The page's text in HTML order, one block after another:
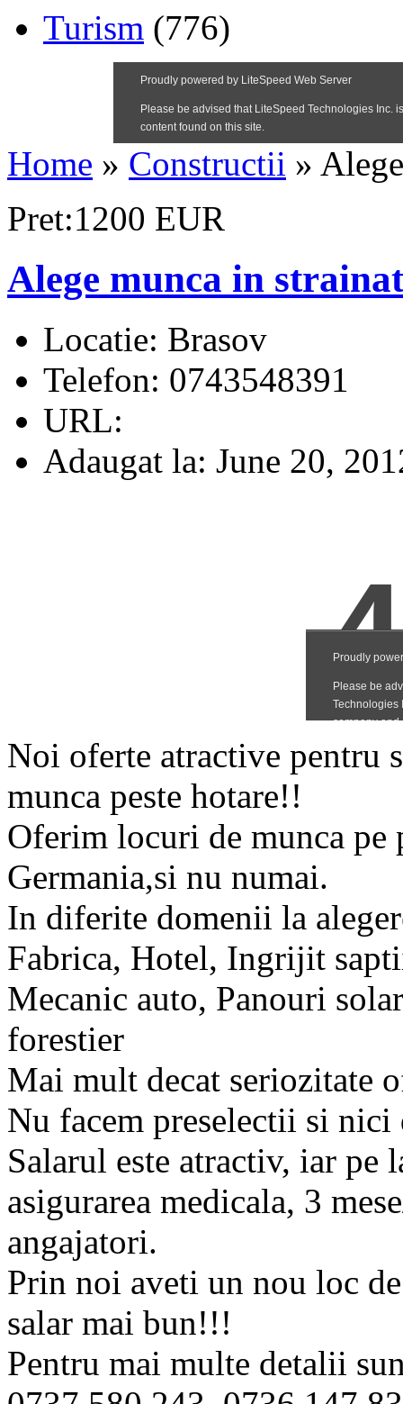
Turism (776)
Home » Constructii »
Pret:1200 EUR
Alege munca in
Locatie: Brasov
Telefon: 0743548391
URL:
Adaugat la: June 20,
Noi oferte atractive pentru
munca peste hotare!!
Oferim locuri de munca pe
Germania,si nu numai.
In diferite domenii la
Fabrica, Hotel, Ingrijit
Mecanic auto, Panouri
forestier
Mai mult decat seriozitate
Nu facem preselectii si
Salarul este atractiv, iar pe
asigurarea medicala, 3
angajatori.
Prin noi aveti un nou loc
salar mai bun!!!
Pentru mai multe detalii